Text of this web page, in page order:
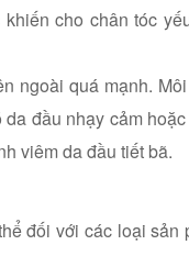
cho chân tóc
ngoài quá mạnh.
đầu nhạy cảm
viêm da đầu tiết bã.
đối với các loại sản